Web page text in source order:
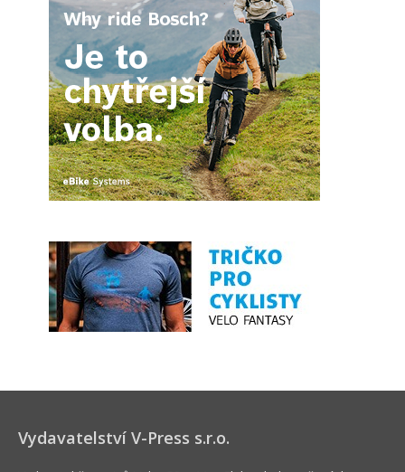
Vydavatelství V-Press s.r.o.